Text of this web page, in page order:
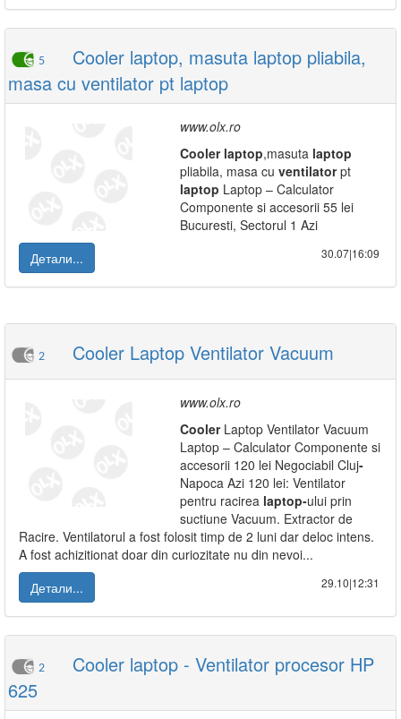
5
Cooler laptop, masuta laptop pliabila,
masa cu ventilator pt laptop
www.olx.ro
Cooler laptop,masuta laptop
pliabila, masa cu ventilatorpt
laptop Laptop – Calculator
Componente si accesorii 55 lei
Bucuresti, Sectorul 1 Azi
Детали...
30.07|16:09
2 Cooler Laptop Ventilator Vacuum
www.olx.ro
CoolerLaptop Ventilator Vacuum
Laptop – Calculator Componente si
accesorii 120 lei Negociabil Cluj-
Napoca Azi 120 lei: Ventilator
pentru racirea laptop-ului prin
suctiune Vacuum. Extractor de
Racire. Ventilatorul a fost folosit timp de 2 luni dar deloc intens.
A fost achizitionat doar din curiozitate nu din nevoi...
Детали...
29.10|12:31
2
Cooler laptop - Ventilator procesor HP
625